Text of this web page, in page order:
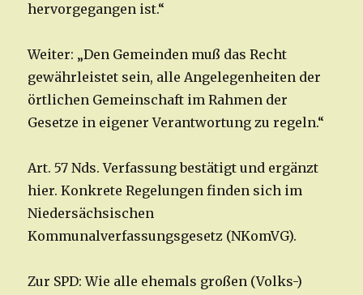
hervorgegangen ist.“
Weiter: „Den Gemeinden muß das Recht
gewährleistet sein, alle Angelegenheiten der
örtlichen Gemeinschaft im Rahmen der
Gesetze in eigener Verantwortung zu regeln.“
Art. 57 Nds. Verfassung bestätigt und ergänzt
hier. Konkrete Regelungen finden sich im
Niedersächsischen
Kommunalverfassungsgesetz (NKomVG).
Zur SPD: Wie alle ehemals großen (Volks-)